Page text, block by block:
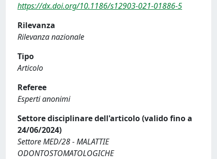
https://dx.doi.org/10.1186/s12903-021-01886-5
Rilevanza
Rilevanza nazionale
Tipo
Articolo
Referee
Esperti anonimi
Settore disciplinare dell'articolo (valido fino a
24/06/2024)
Settore MED/28 - MALATTIE
ODONTOSTOMATOLOGICHE